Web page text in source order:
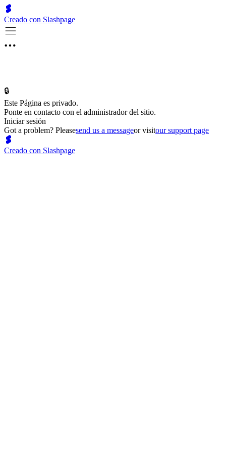
Creado con Slashpage
🔒
Este Página es privado.
Ponte en contacto con el administrador del sitio.
Iniciar sesión
Got a problem? Pleasesend us a messageor visitour support page
Creado con Slashpage